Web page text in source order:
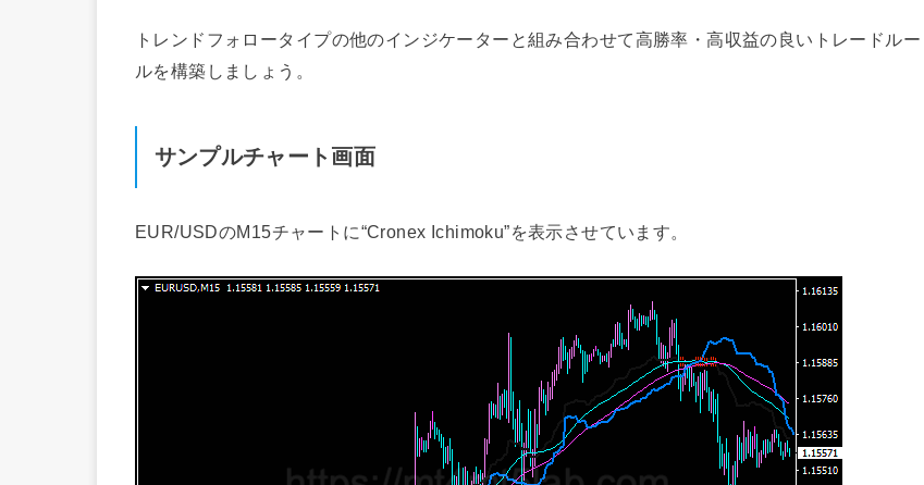
トレンドフォロータイプの他のインジケーターと組み合わせて高勝率・高収益の良いトレードルー
ルを構築しましょう。
サンプルチャート画面
EUR/USDのM15チャートに“Cronex Ichimoku”を表示させています。